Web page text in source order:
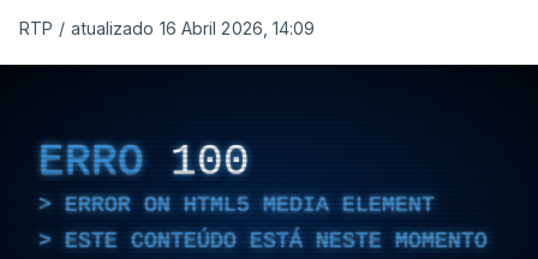
RTP / atualizado 16 Abril 2026, 14:09
ERRO 100
ERROR ON HTML5 MEDIA ELEMENT
ESTE CONTEÚDO ESTÁ NESTE MOMENTO